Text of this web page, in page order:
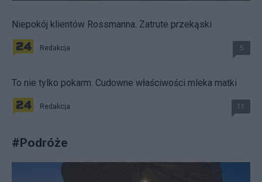
Niepokój klientów Rossmanna. Zatrute przekąski
Redakcja 5
To nie tylko pokarm. Cudowne właściwości mleka matki
Redakcja 11
#Podróże